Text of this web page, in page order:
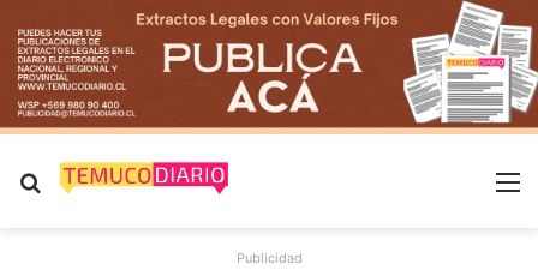
Buscar por
Publicidad